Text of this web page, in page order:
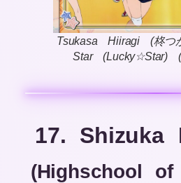
Tsukasa Hiiragi (柊
Star (Lucky☆Star)
17. Shizuka
(Highschool